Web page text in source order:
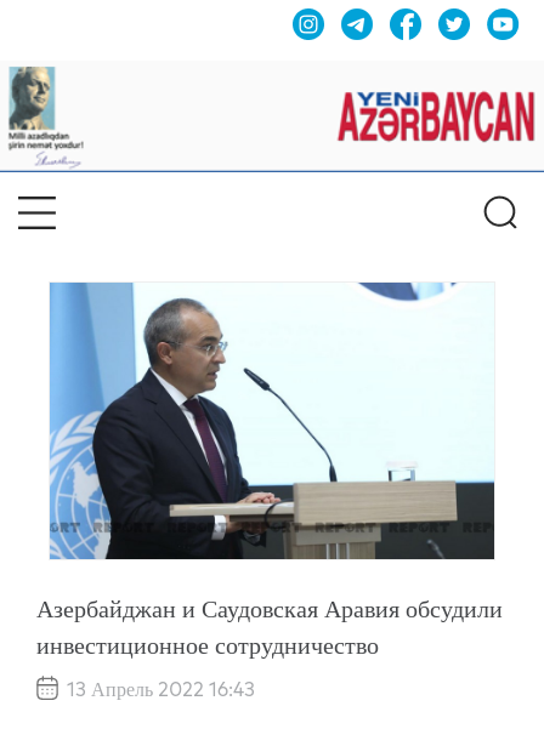
Азербайджан и Саудовская Аравия обсудили
инвестиционное сотрудничество
13 Апрель 2022 16:43